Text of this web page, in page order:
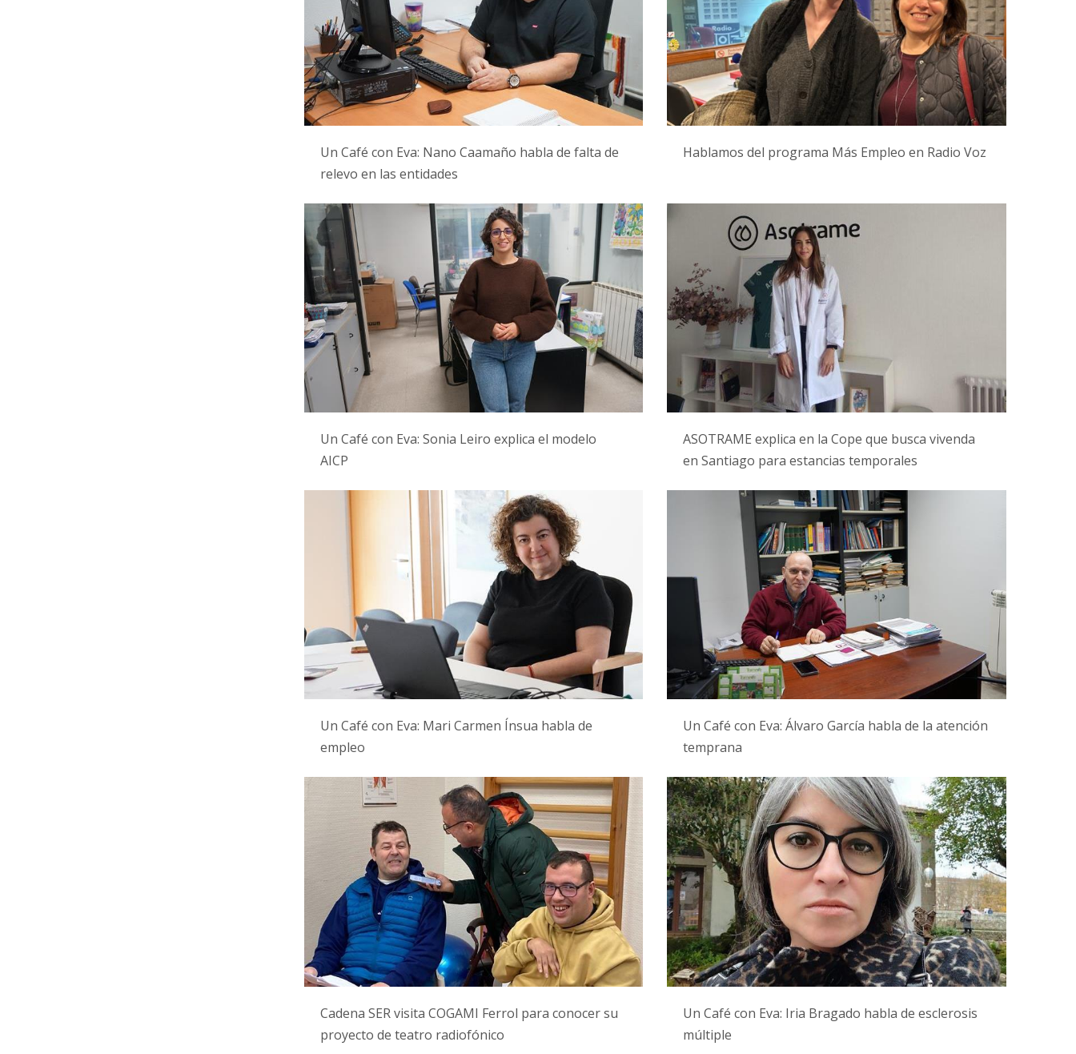
Un Café con Eva: Nano Caamaño habla de falta de
relevo en las entidades
Hablamos del programa Más Empleo en Radio Voz
Un Café con Eva: Sonia Leiro explica el modelo
AICP
ASOTRAME explica en la Cope que busca vivenda
en Santiago para estancias temporales
Un Café con Eva: Mari Carmen Ínsua habla de
empleo
Un Café con Eva: Álvaro García habla de la atención
temprana
Cadena SER visita COGAMI Ferrol para conocer su
proyecto de teatro radiofónico
Un Café con Eva: Iria Bragado habla de esclerosis
múltiple